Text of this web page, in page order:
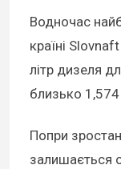
Водночас
країні
літр дизеля
близько
Попри
залишається